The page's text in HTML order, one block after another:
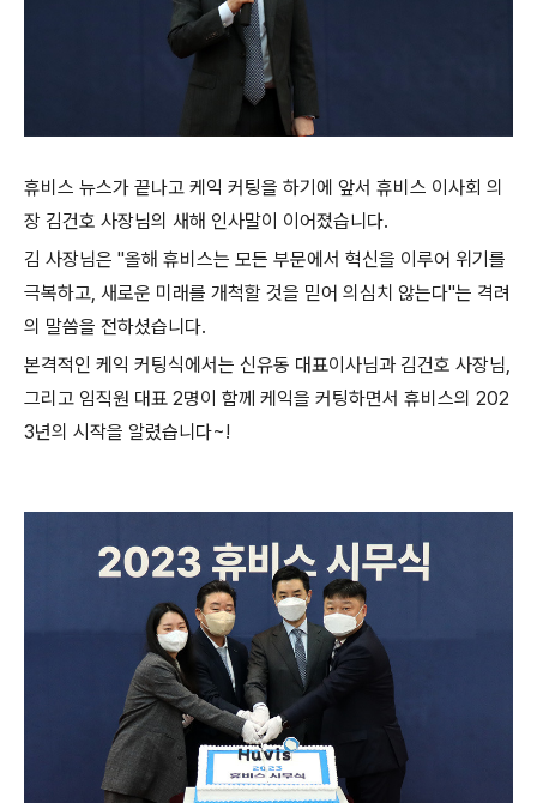
휴비스 뉴스가 끝나고 케익 커팅을 하기에 앞서 휴비스 이사회 의
장 김건호 사장님의 새해 인사말이 이어졌습니다.
김 사장님은 "올해 휴비스는 모든 부문에서 혁신을 이루어 위기를
극복하고, 새로운 미래를 개척할 것을 믿어 의심치 않는다"는 격려
의 말씀을 전하셨습니다.
본격적인 케익 커팅식에서는 신유동 대표이사님과 김건호 사장님,
그리고 임직원 대표 2명이 함께 케익을 커팅하면서 휴비스의 202
3년의 시작을 알렸습니다~!